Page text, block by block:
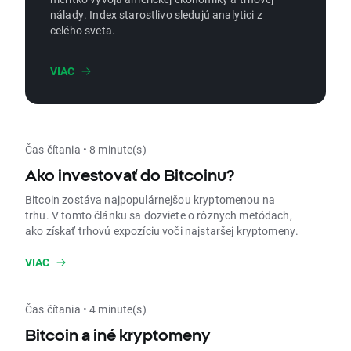
nálady. Index starostlivo sledujú analytici z
celého sveta.
VIAC
Čas čítania • 8 minute(s)
Ako investovať do Bitcoinu?
Bitcoin zostáva najpopulárnejšou kryptomenou na
trhu. V tomto článku sa dozviete o rôznych metódach,
ako získať trhovú expozíciu voči najstaršej kryptomeny.
VIAC
Čas čítania • 4 minute(s)
Bitcoin a iné kryptomeny